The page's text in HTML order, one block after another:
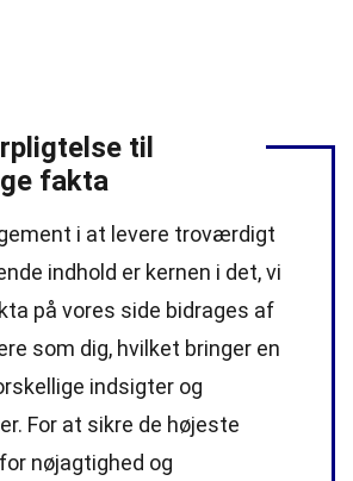
til
fakta
i at levere troværdigt
indhold er kernen i det, vi
på vores side bidrages af
som dig, hvilket bringer en
indsigter og
For at sikre de højeste
for nøjagtighed og